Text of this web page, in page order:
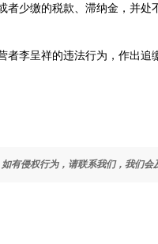
者少缴的税款、滞纳金，并处
者李呈祥的违法行为，作出追
有侵权行为，请联系我们，我们会